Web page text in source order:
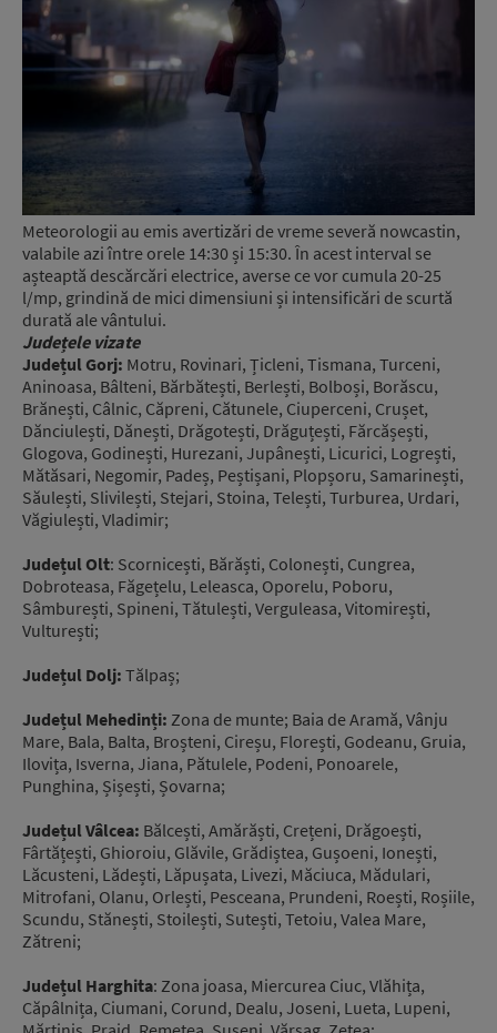
Meteorologii au emis avertizări de vreme severă nowcastin,
valabile azi între orele 14:30 și 15:30. În acest interval se
așteaptă descărcări electrice, averse ce vor cumula 20-25
l/mp, grindină de mici dimensiuni și intensificări de scurtă
durată ale vântului.
Județele vizate
Județul Gorj: Motru, Rovinari, Țicleni, Tismana, Turceni,
Aninoasa, Bâlteni, Bărbătești, Berlești, Bolboși, Borăscu,
Brănești, Câlnic, Căpreni, Cătunele, Ciuperceni, Crușet,
Dănciulești, Dănești, Drăgotești, Drăguțești, Fărcășești,
Glogova, Godinești, Hurezani, Jupânești, Licurici, Logrești,
Mătăsari, Negomir, Padeș, Peștișani, Plopșoru, Samarinești,
Săulești, Slivilești, Stejari, Stoina, Telești, Turburea, Urdari,
Văgiulești, Vladimir;
Județul Olt: Scornicești, Bărăști, Colonești, Cungrea,
Dobroteasa, Făgețelu, Leleasca, Oporelu, Poboru,
Sâmburești, Spineni, Tătulești, Verguleasa, Vitomirești,
Vulturești;
Județul Dolj: Tălpaș;
Județul Mehedinți: Zona de munte; Baia de Aramă, Vânju
Mare, Bala, Balta, Broșteni, Cireșu, Florești, Godeanu, Gruia,
Ilovița, Isverna, Jiana, Pătulele, Podeni, Ponoarele,
Punghina, Șișești, Șovarna;
Județul Vâlcea: Bălcești, Amărăști, Crețeni, Drăgoești,
Fârtățești, Ghioroiu, Glăvile, Grădiștea, Gușoeni, Ionești,
Lăcusteni, Lădești, Lăpușata, Livezi, Măciuca, Mădulari,
Mitrofani, Olanu, Orlești, Pesceana, Prundeni, Roești, Roșiile,
Scundu, Stănești, Stoilești, Sutești, Tetoiu, Valea Mare,
Zătreni;
Județul Harghita: Zona joasa, Miercurea Ciuc, Vlăhița,
Căpâlnița, Ciumani, Corund, Dealu, Joseni, Lueta, Lupeni,